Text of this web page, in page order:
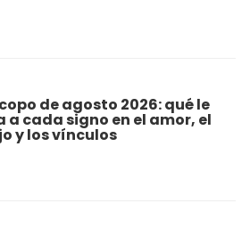
de agosto 2026: qué le
a cada signo en el amor, el
y los vínculos